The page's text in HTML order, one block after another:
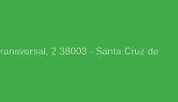
2 38003 - Santa Cruz de